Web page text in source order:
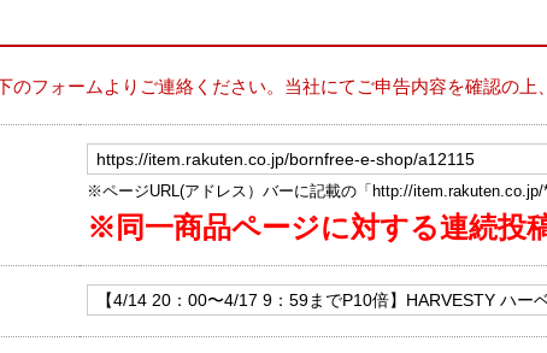
のフォームよりご連絡ください。当社にてご申告内容を確認の上
※ページURL(アドレス）バーに記載の「http://
※同一商品ページに対する連続投